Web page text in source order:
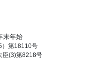
末年始
）第18110号
(3)第8218号